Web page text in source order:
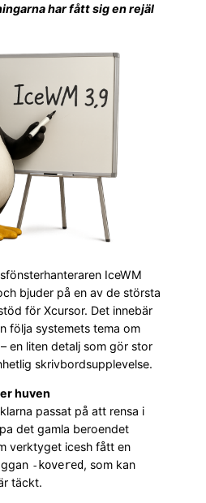
har fått sig en rejäl
IceWM
bjuder på en av de största
för Xcursor. Det innebär
följa systemets tema om
en liten detalj som gör stor
skrivbordsupplevelse.
huven
passat på att rensa i
det gamla beroendet
verktyget icesh fått en
-kovered, som kan
täckt.